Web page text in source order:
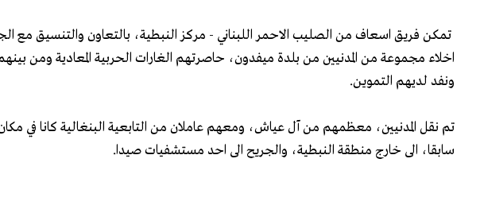
تمكن فريق اسعاف من الصليب الاحمر اللبناني - مركز النبطية، بالتعاون والتنسيق مع
اخلاء مجموعة من المدنيين من بلدة ميفدون، حاصرتهم الغارات الحربية المعادية ومن
ونفد لديهم التموين.
تم نقل المدنيين، معظمهم من آل عياش، ومعهم عاملان من التابعية البنغالية كانا في
سابقا، الى خارج منطقة النبطية، والجريح الى احد مستشفيات صيدا.